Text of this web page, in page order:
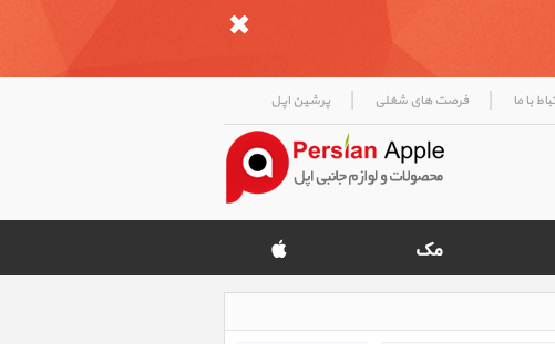
با ما | فرصت های شغلی | پرشین اپل